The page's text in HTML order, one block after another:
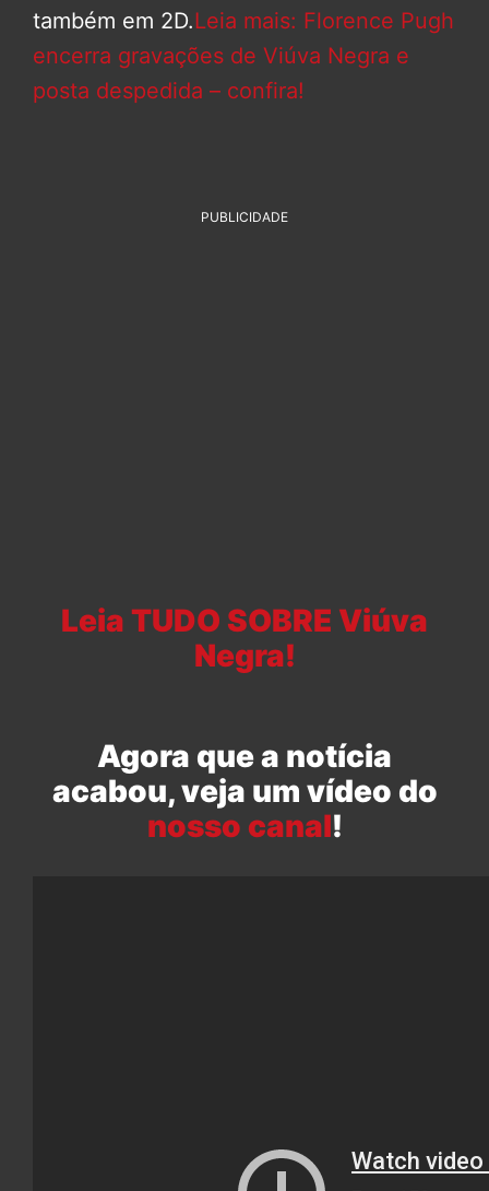
também em 2D.Leia mais: Florence Pugh
encerra gravações de Viúva Negra e
posta despedida – confira!
PUBLICIDADE
Leia TUDO SOBRE Viúva
Negra!
Agora que a notícia
acabou, veja um vídeo do
nosso canal!